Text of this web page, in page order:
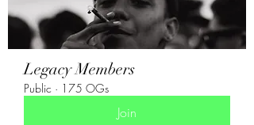
Legacy Members
Public · 175 OGs
Join